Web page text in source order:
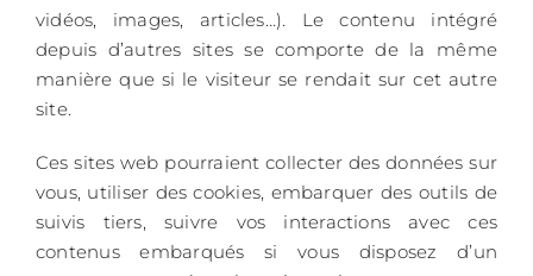
vidéos, images, articles…). Le contenu intégré
depuis d’autres sites se comporte de la même
manière que si le visiteur se rendait sur cet autre
site.
Ces sites web pourraient collecter des données sur
vous, utiliser des cookies, embarquer des outils de
suivis tiers, suivre vos interactions avec ces
contenus embarqués si vous disposez d’un